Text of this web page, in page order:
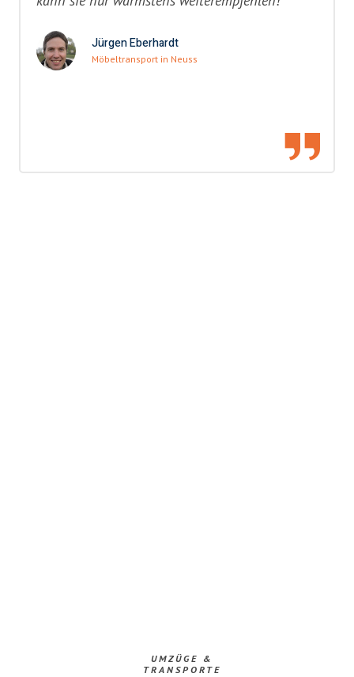
Jürgen Eberhardt
Möbeltransport in Neuss
UMZÜGE &
TRANSPORTE